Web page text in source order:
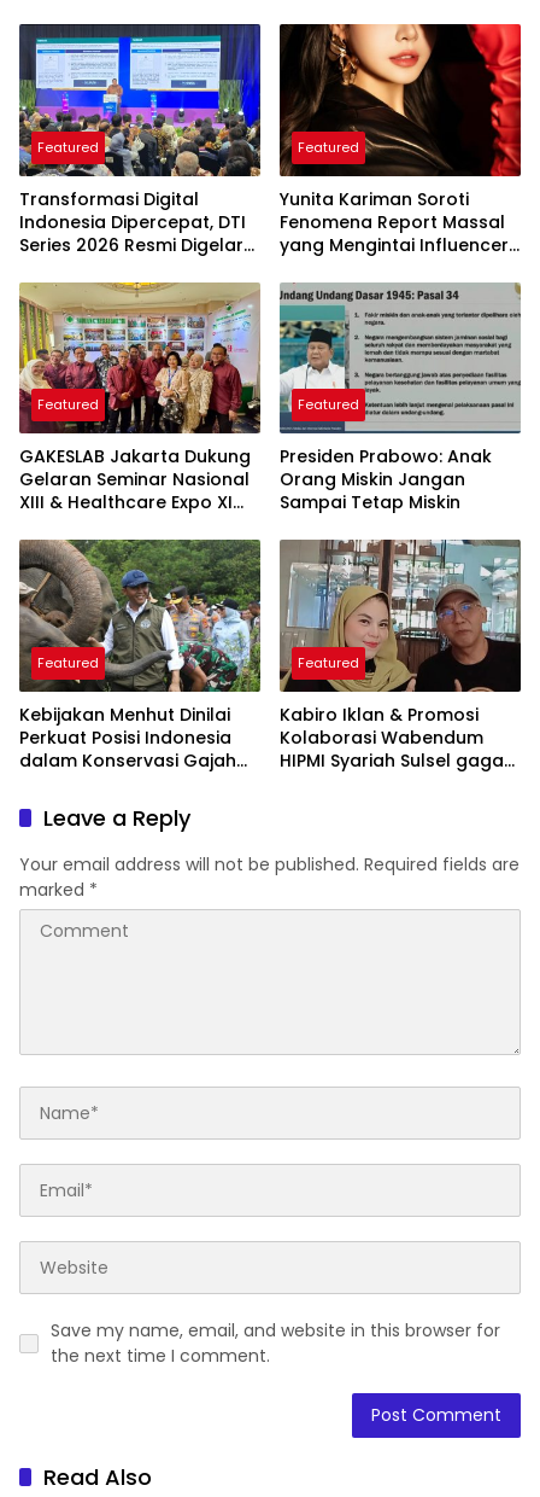
Featured
Transformasi Digital
Indonesia Dipercepat, DTI
Series 2026 Resmi Digelar
Featured
Yunita Kariman Soroti
Fenomena Report Massal
yang Mengintai Influencer,
yang Perlu Diketahui
Featured
GAKESLAB Jakarta Dukung
Gelaran Seminar Nasional
XIII & Healthcare Expo XI
Featured
Presiden Prabowo: Anak
Orang Miskin Jangan
Sampai Tetap Miskin
Featured
Kebijakan Menhut Dinilai
Perkuat Posisi Indonesia
dalam Konservasi Gajah
Featured
Kabiro Iklan & Promosi
Kolaborasi Wabendum
HIPMI Syariah Sulsel gagas
Leave a Reply
Your email address will not be published. Required fields are
marked *
Save my name, email, and website in this browser for
the next time I comment.
Read Also